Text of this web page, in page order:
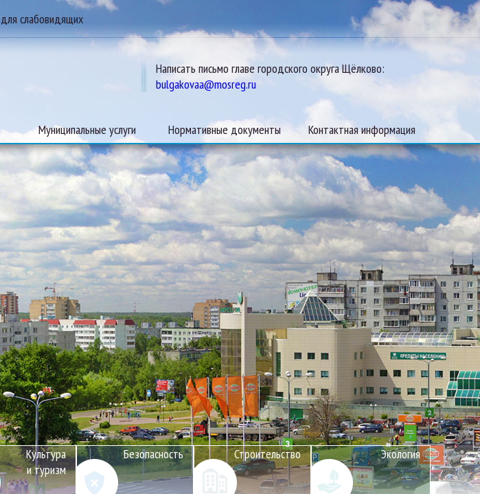
слабовидящих
Написать письмо главе городского округа Щёлково:
bulgakovaa@mosreg.ru
Муниципальные услуги Нормативные документы Контактная информация
Культура
и туризм
Безопасность Строительство Экология